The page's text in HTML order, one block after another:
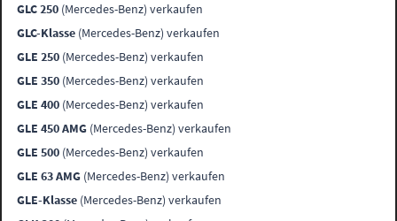
GLC 250 (Mercedes-Benz) verkaufen
GLC-Klasse (Mercedes-Benz) verkaufen
GLE 250 (Mercedes-Benz) verkaufen
GLE 350 (Mercedes-Benz) verkaufen
GLE 400 (Mercedes-Benz) verkaufen
GLE 450 AMG (Mercedes-Benz) verkaufen
GLE 500 (Mercedes-Benz) verkaufen
GLE 63 AMG (Mercedes-Benz) verkaufen
GLE-Klasse (Mercedes-Benz) verkaufen